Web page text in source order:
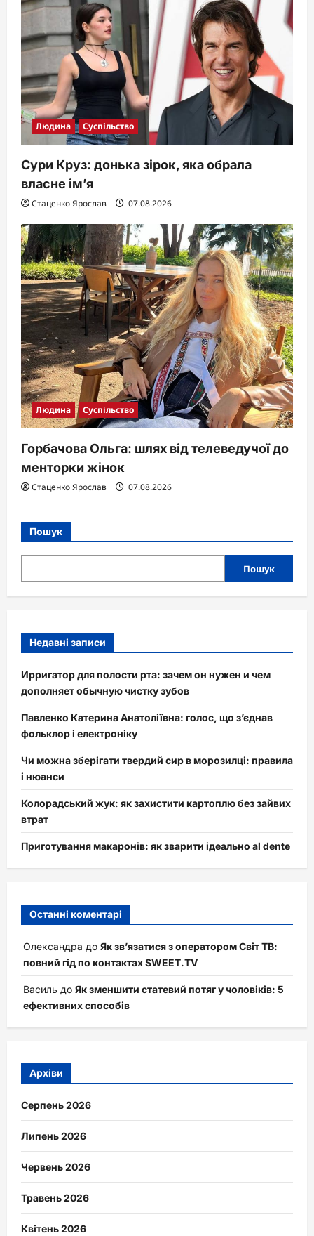
Людина Суспільство
Сури Круз: донька зірок, яка обрала
власне ім’я
Стаценко Ярослав 07.08.2026
Людина Суспільство
Горбачова Ольга: шлях від телеведучої до
менторки жінок
Стаценко Ярослав 07.08.2026
Пошук
Пошук
Недавні записи
Ирригатор для полости рта: зачем он нужен и чем
дополняет обычную чистку зубов
Павленко Катерина Анатоліївна: голос, що з’єднав
фольклор і електроніку
Чи можна зберігати твердий сир в морозилці: правила
і нюанси
Колорадський жук: як захистити картоплю без зайвих
втрат
Приготування макаронів: як зварити ідеально al dente
Останні коментарі
Олександра до Як зв’язатися з оператором Світ ТВ:
повний гід по контактах SWEET.TV
Василь до Як зменшити статевий потяг у чоловіків: 5
ефективних способів
Архіви
Серпень 2026
Липень 2026
Червень 2026
Травень 2026
Квітень 2026